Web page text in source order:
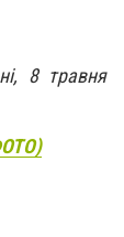
8 травня